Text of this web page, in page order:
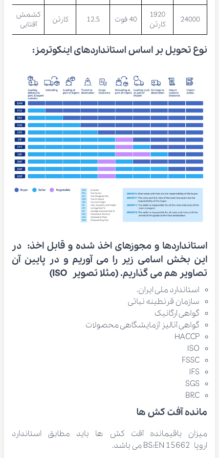
24000
1920
کارتن
40 فوت 12.5 کارتن
کشمش
آفتابی
نوع تحویل بر اساس استانداردهای اینکوترمز:
استانداردها و مجوزهای اخذ شده و قابل اخذ: در
این بخش اسامی زیر را می آوریم و در پایین آن
تصاویر هم می گذاریم. (مثلا تصویر ISO)
استاندارد ملی ایران،
سازمان قرنطینه نباتی
گواهی ارگانیک
گواهی آنالیز آزمایشگاهی محصولات
HACCP
ISO
FSSC
IFS
SGS
BRC
مانده آفت کش ها
میزان باقیمانده آفت کش ها باید مطابق استاندارد
اروپا BS:EN 15662 می باشد.